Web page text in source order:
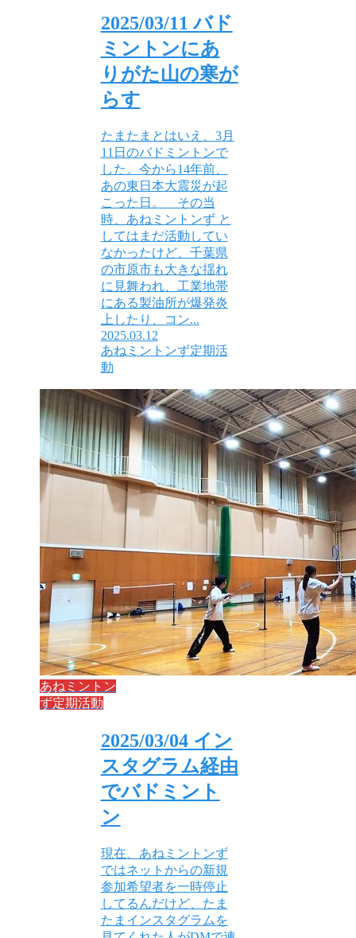
2025/03/11 バド
ミントンにあ
りがた山の寒が
らす
たまたまとはいえ、3月
11日のバドミントンで
した。今から14年前、
あの東日本大震災が起
こった日。 その当
時、あねミントンず と
してはまだ活動してい
なかったけど、千葉県
の市原市も大きな揺れ
に見舞われ、工業地帯
にある製油所が爆発炎
上したり、コン...
2025.03.12
あねミントンず定期活
動
あねミントン
ず定期活動
2025/03/04 イン
スタグラム経由
でバドミント
ン
現在、あねミントンず
ではネットからの新規
参加希望者を一時停止
してるんだけど、たま
たまインスタグラムを